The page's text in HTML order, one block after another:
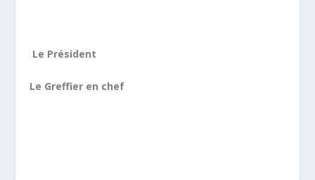
Le Président
Le Greffier en chef